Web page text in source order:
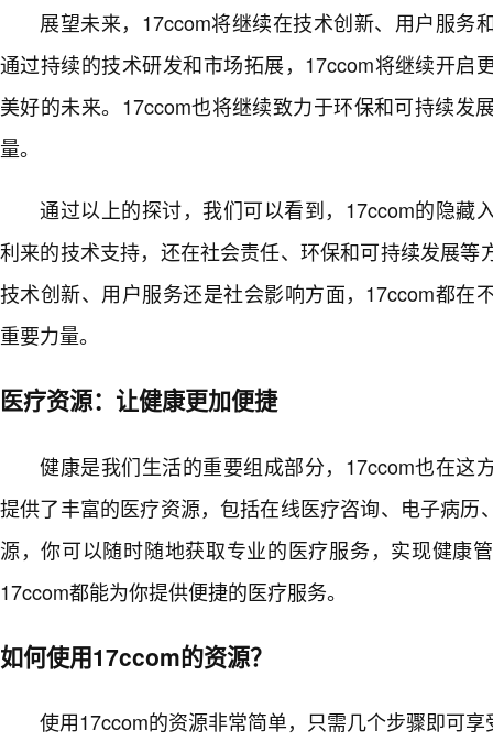
展望未来，17ccom将继续在技术创新、用户服务
通过持续的技术研发和市场拓展，17ccom将继续开启
美好的未来。17ccom也将继续致力于环保和可持续发
量。
通过以上的探讨，我们可以看到，17ccom的隐藏
利来的技术支持，还在社会责任、环保和可持续发展等
技术创新、用户服务还是社会影响方面，17ccom都在
重要力量。
医疗资源：让健康更加便捷
健康是我们生活的重要组成部分，17ccom也在这
提供了丰富的医疗资源，包括在线医疗咨询、电子病历
源，你可以随时随地获取专业的医疗服务，实现健康
17ccom都能为你提供便捷的医疗服务。
如何使用17ccom的资源？
使用17ccom的资源非常简单，只需几个步骤即可